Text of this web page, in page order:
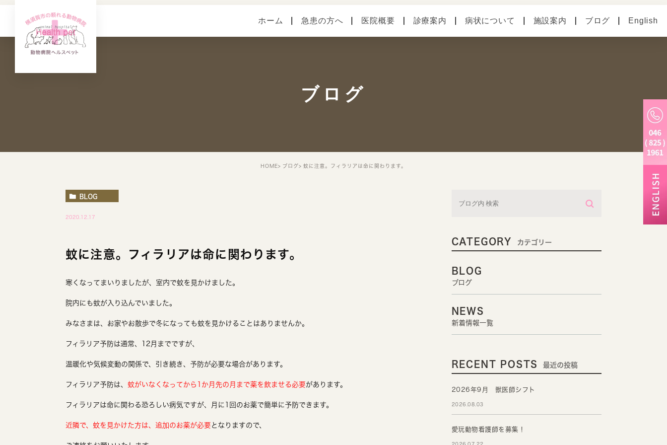
ホーム 急患の方へ 医院概要
本院（横須賀中央）
院内・設備システム
診療案内 病状について 施設案内 ブログ English
ブログ
HOME ブログ 蚊に注意。フィラリアは命に関わります。
BLOG
2020.12.17
蚊に注意。フィラリアは命に関わります。
寒くなってまいりましたが、室内で蚊を見かけました。
院内にも蚊が入り込んでいました。
みなさまは、お家やお散歩で冬になっても蚊を見かけることはありませんか。
フィラリア予防は通常、12月までですが、
温暖化や気候変動の関係で、引き続き、予防が必要な場合があります。
フィラリア予防は、 蚊がいなくなってから1か月先の月まで薬を飲ませる必要があります。
フィラリアは命に関わる恐ろしい病気ですが、月に1回のお薬で簡単に予防できます。
近隣で、蚊を見かけた方は、追加のお薬が必要 となりますので、
CATEGORY カテゴリー
BLOG
ブログ
NEWS
新着情報一覧
RECENT POSTS 最近の投稿
2026年9月 獣医師シフト
2026.08.03
愛玩動物看護師を募集！
2026.07.22